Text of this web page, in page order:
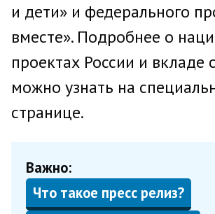
и дети» и федерального
вместе». Подробнее о
проектах России и вкладе
можно узнать на
странице.
Важно:
Что такое пресс релиз?